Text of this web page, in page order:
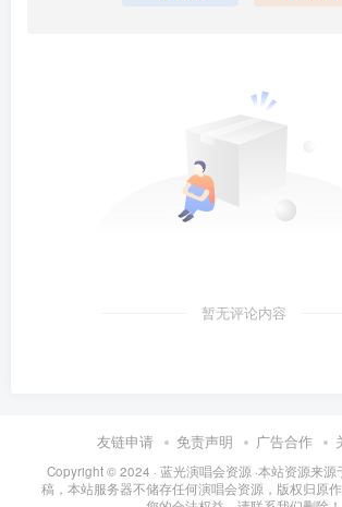
暂无评论内容
友链申请 免责声明 广告合作
Copyright © 2024 · 蓝光演唱会资源 ·本站资源来源
稿，本站服务器不储存任何演唱会资源，版权归原